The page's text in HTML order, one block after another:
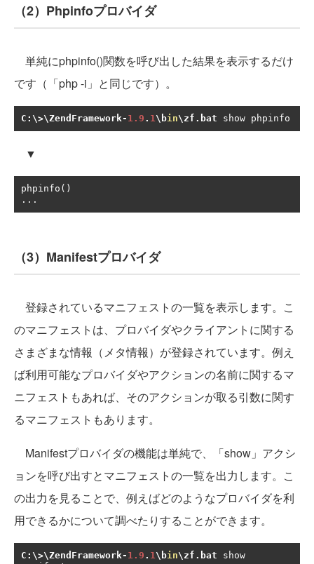
（2）Phpinfoプロバイダ
単純にphpinfo()関数を呼び出した結果を表示するだけ
です（「php -i」と同じです）。
C : \>\ZendFramework- 1.9 . 1\bin\zf . bat show phpinfo
▼
phpinfo ()
...
（3）Manifestプロバイダ
登録されているマニフェストの一覧を表示します。こ
のマニフェストは、プロバイダやクライアントに関する
さまざまな情報（メタ情報）が登録されています。例え
ば利用可能なプロバイダやアクションの名前に関するマ
ニフェストもあれば、そのアクションが取る引数に関す
るマニフェストもあります。
Manifestプロバイダの機能は単純で、「show」アクシ
ョンを呼び出すとマニフェストの一覧を出力します。こ
の出力を見ることで、例えばどのようなプロバイダを利
用できるかについて調べたりすることができます。
C : \>\ZendFramework- 1.9 . 1\bin\zf . bat show